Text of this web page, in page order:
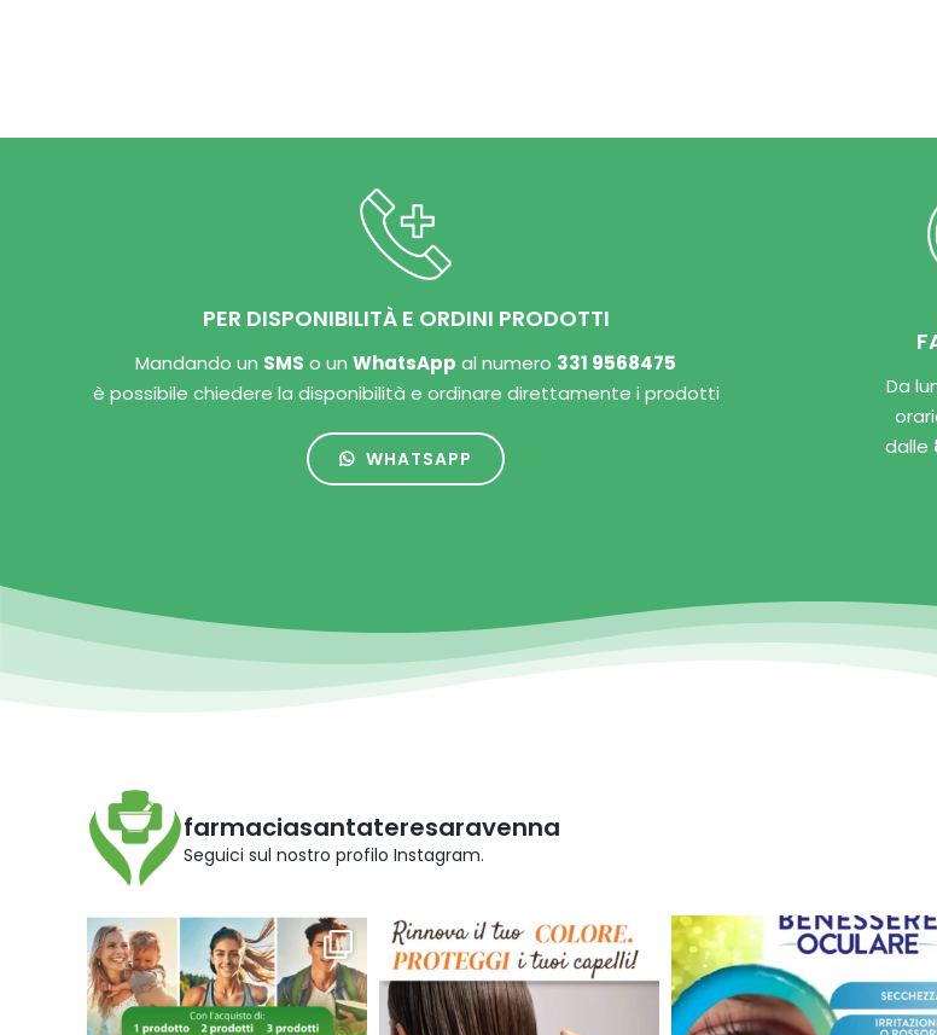
PER DISPONIBILITÀ E ORDINI PRODOTTI
Mandando un SMS o un WhatsApp al numero 331 9568475
è possibile chiedere la disponibilità e ordinare direttamente i prodotti
WHATSAPP
Da
dalle
farmaciasantateresaravenna
Seguici sul nostro profilo Instagram.